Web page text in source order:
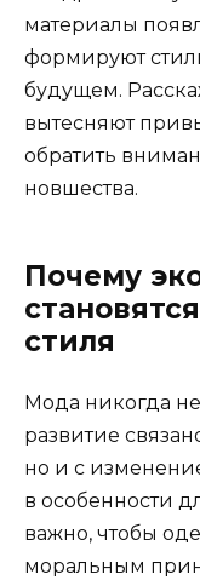
материалы
формируют
будущем.
вытесняют
обратить
новшества.
Почему
стиля
Мода никогда
развитие
но и с
в особенности
важно, чтобы
моральным